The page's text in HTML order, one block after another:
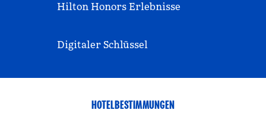
Hilton Honors Erlebnisse
Digitaler Schlüssel
HOTELBESTIMMUNGEN